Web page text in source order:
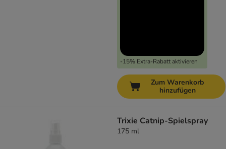
-15% Extra-Rabatt aktivieren
Zum Warenkorb
hinzufügen
Trixie Catnip-Spielspray
175 ml